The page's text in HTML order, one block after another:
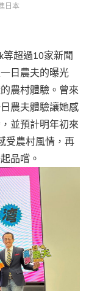
日本
等超過10家新聞
日農夫的曝光
農村體驗。曾來
農夫體驗讓她感
並預計明年初來
受農村風情，再
品嚐。